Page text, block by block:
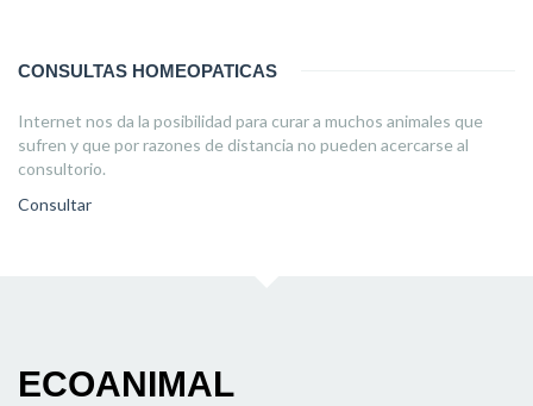
CONSULTAS HOMEOPATICAS
Internet nos da la posibilidad para curar a muchos animales que
sufren y que por razones de distancia no pueden acercarse al
consultorio.
Consultar
ECOANIMAL